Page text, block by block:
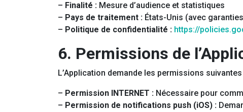
– Finalité : Mesure d’audience et statistiques
– Pays de traitement : États-Unis (avec
– Politique de confidentialité : https://
6. Permissions de
L’Application demande les permissions suivantes
– Permission INTERNET : Nécessaire pour
– Permission de notifications push (iOS) :